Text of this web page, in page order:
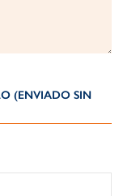
(ENVIADO SIN